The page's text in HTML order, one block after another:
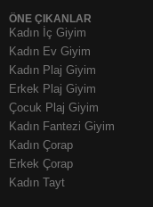
ÖNE ÇIKANLAR
Kadın İç Giyim
Kadın Ev Giyim
Kadın Plaj Giyim
Erkek Plaj Giyim
Çocuk Plaj Giyim
Kadın Fantezi Giyim
Kadın Çorap
Erkek Çorap
Kadın Tayt